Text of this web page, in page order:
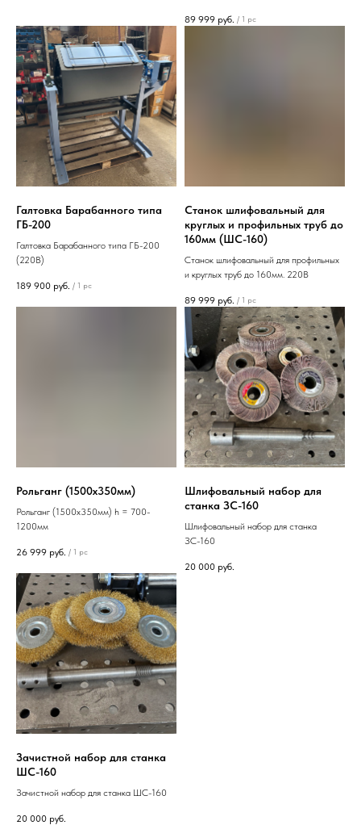
89 999 руб. / 1 pc
Галтовка Барабанного типа
ГБ-200
Галтовка Барабанного типа ГБ-200
(220В)
189 900 руб. / 1 pc
Станок шлифовальный для
круглых и профильных труб до
160мм (ШС-160)
Станок шлифовальный для профильных
и круглых труб до 160мм. 220В
89 999 руб. / 1 pc
Рольганг (1500х350мм)
Рольганг (1500х350мм) h = 700-
1200мм
26 999 руб. / 1 pc
Шлифовальный набор для
станка ЗС-160
Шлифовальный набор для станка
ЗС-160
20 000 руб.
Зачистной набор для станка
ШС-160
Зачистной набор для станка ШС-160
20 000 руб.